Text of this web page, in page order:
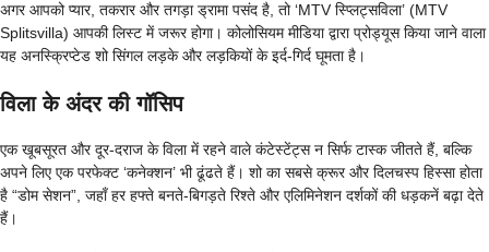
अगर आपको प्यार, तकरार और तगड़ा ड्रामा पसंद है, तो ‘MTV स्प्लिट्सविला’ (MTV
Splitsvilla) आपकी लिस्ट में जरूर होगा। कोलोसियम मीडिया द्वारा प्रोड्यूस किया जाने वाला
यह अनस्क्रिप्टेड शो सिंगल लड़के और लड़कियों के इर्द-गिर्द घूमता है।
विला के अंदर की गॉसिप
एक खूबसूरत और दूर-दराज के विला में रहने वाले कंटेस्टेंट्स न सिर्फ टास्क जीतते हैं, बल्कि
अपने लिए एक परफेक्ट ‘कनेक्शन’ भी ढूंढते हैं। शो का सबसे क्रूर और दिलचस्प हिस्सा होता
है “डोम सेशन”, जहाँ हर हफ्ते बनते-बिगड़ते रिश्ते और एलिमिनेशन दर्शकों की धड़कनें बढ़ा देते
हैं।